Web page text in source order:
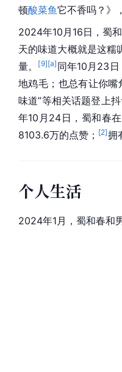
顿酸菜鱼它不香吗？》
2024年10月16日，蜀
天的味道大概就是这糯
量。
[9][a] 同年10月23
地鸡毛；也总有让你
味道”等相关话题登上
年10月24日，蜀和春在
8103.6万的点赞； [2]拥
个人生活
2024年1月，蜀和春和